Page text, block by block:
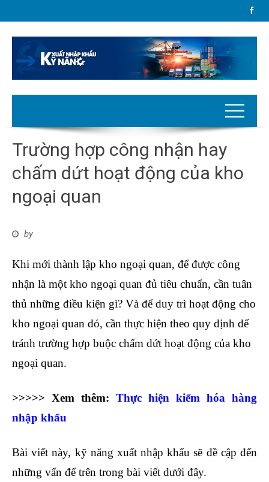
Trường hợp công nhận hay
chấm dứt hoạt động của kho
ngoại quan
by
Khi mới thành lập kho ngoại quan, để được công
nhận là một kho ngoại quan đủ tiêu chuẩn, cần tuân
thủ những điều kiện gì? Và để duy trì hoạt động cho
kho ngoại quan đó, cần thực hiện theo quy định để
tránh trường hợp buộc chấm dứt hoạt động của kho
ngoại quan.
>>>>> Xem thêm: Thực hiện kiểm hóa hàng
nhập khẩu
Bài viết này, kỹ năng xuất nhập khẩu sẽ đề cập đến
những vấn để trên trong bài viết dưới đây.